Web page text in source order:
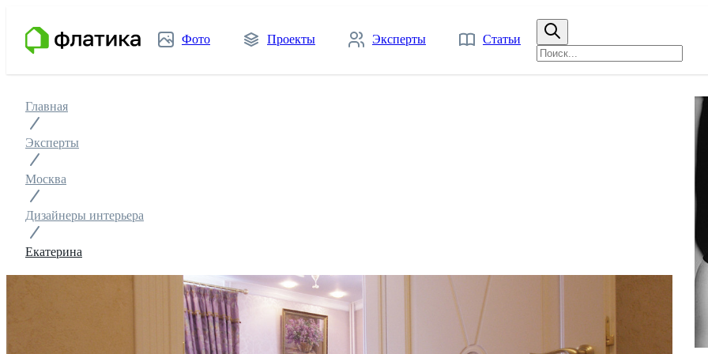
Фото Проекты Эксперты Статьи
Главная
Эксперты
Москва
Дизайнеры интерьера
Екатерина